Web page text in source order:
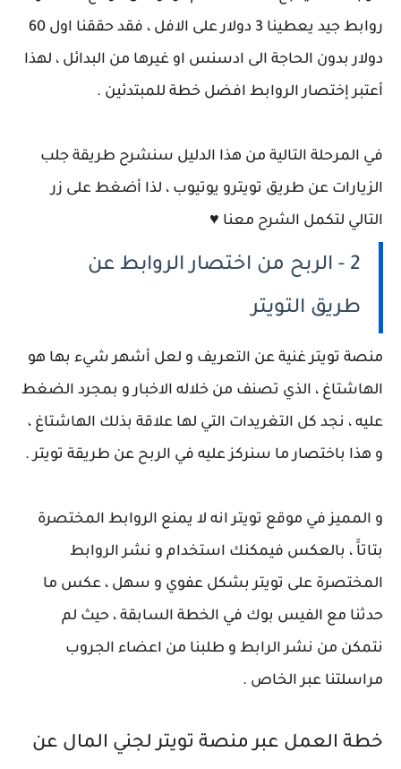
روابط جيد يعطينا 3 دولار على الافل ، فقد حققنا اول 60
دولار بدون الحاجة الى ادسنس او غيرها من البدائل ، لهذا
أعتبر إختصار الروابط افضل خطة للمبتدئين .
في المرحلة التالية من هذا الدليل سنشرح طريقة جلب
الزيارات عن طريق تويترو يوتيوب ، لذا أضغط على زر
التالي لتكمل الشرح معنا ♥
2 - الربح من اختصار الروابط عن
طريق التويتر
منصة تويتر غنية عن التعريف و لعل أشهر شيء بها هو
الهاشتاغ ، الذي تصنف من خلاله الاخبار و بمجرد الضغط
عليه ، نجد كل التغريدات التي لها علاقة بذلك الهاشتاغ ،
و هذا باختصار ما سنركز عليه في الربح عن طريقة تويتر .
و المميز في موقع تويتر انه لا يمنع الروابط المختصرة
بتاتاََ ، بالعكس فيمكنك استخدام و نشر الروابط
المختصرة على تويتر بشكل عفوي و سهل ، عكس ما
حدثنا مع الفيس بوك في الخطة السابقة ، حيث لم
نتمكن من نشر الرابط و طلبنا من اعضاء الجروب
مراسلتنا عبر الخاص .
خطة العمل عبر منصة تويتر لجني المال عن